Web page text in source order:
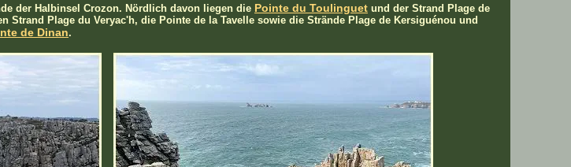
der Halbinsel Crozon. Nördlich davon liegen die Pointe du Toulinguet und der Strand Plage de
Strand Plage du Veryac'h, die Pointe de la Tavelle sowie die Strände Plage de Kersiguénou und
de Dinan.